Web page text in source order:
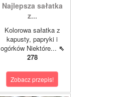
Najlepsza sałatka
z...
Kolorowa sałatka z
kapusty, papryki i
ogórków Niektóre... ⇖
278
Zobacz przepis!